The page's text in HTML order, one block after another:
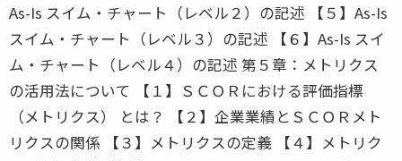
As-Is スイム・チャート（レベル２）の記述 【５】As-Is
スイム・チャート（レベル３）の記述 【６】As-Is スイ
ム・チャート（レベル４）の記述 第５章：メトリクス
の活用法について 【１】ＳＣＯＲにおける評価指標
（メトリクス） とは？ 【２】企業業績とＳＣＯＲメト
リクスの関係 【３】メトリクスの定義 【４】メトリク